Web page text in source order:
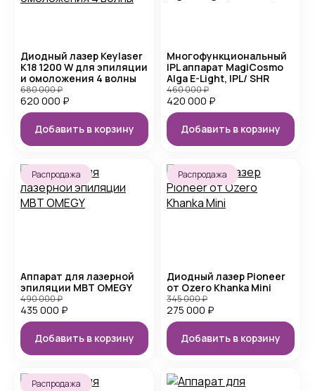
Диодный лазер Keylaser
K18 1200 W для эпиляции
и омоложения 4 волны
620 000 ₽
680 000₽
Добавить в корзину
Многофункциональный
IPL аппарат MagiCosmo
Alga E-Light, IPL/ SHR
420 000 ₽
460 000₽
Добавить в корзину
Распродажа
Аппарат для лазерной
эпиляции MBT OMEGY
435 000 ₽
490 000₽
Добавить в корзину
Распродажа
Диодный лазер Pioneer
от Ozero Khanka Mini
275 000 ₽
345 000₽
Добавить в корзину
Распродажа